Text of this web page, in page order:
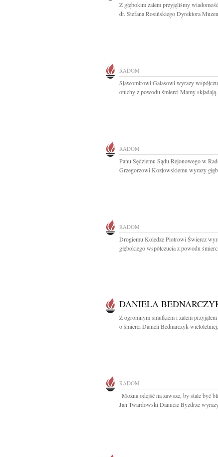
Z głębokim żalem przyjęliśmy
dr. Stefana Rosińskiego Dyrektora
RADOM
Sławomirowi Galasowi wyrazy
otuchy z powodu śmierci Mamy
RADOM
Panu Sędziemu Sądu Rejonowego w
Grzegorzowi Kozłowskiemu wyrazy
RADOM
Drogiemu Koledze Piotrowi Świercz
głębokiego współczucia z powodu
DANIELA
Z ogromnym smutkiem i żalem
o śmierci Danieli Bednarczyk
RADOM
"Można odejść na zawsze, by stale być
Jan Twardowski Danucie Byzdrze